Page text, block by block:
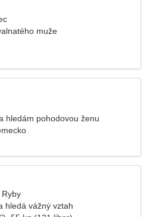
muže
hledám pohodovou ženu
hledá vážný vztah